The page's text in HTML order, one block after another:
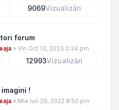
9069Vizualizări
forum
» Vin Oct 13, 2023 2:34 pm
12993Vizualizări
!
» Mie Iun 29, 2022 8:50 pm